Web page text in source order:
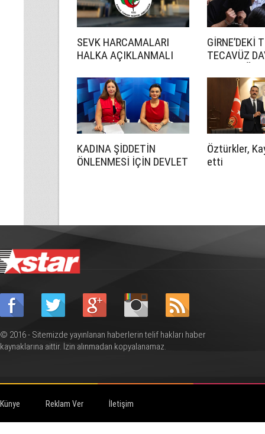
SEVK HARCAMALARI
HALKA AÇIKLANMALI
GİRNE’DEKİ
TECAVÜZ
KADINA ŞİDDETİN
ÖNLENMESİ İÇİN DEVLET
Öztürkler,
etti
© 2016 - Sitemizde yayınlanan haberlerin telif hakları haber
kaynaklarına aittir. İzin alınmadan kopyalanamaz.
Künye Reklam Ver İletişim